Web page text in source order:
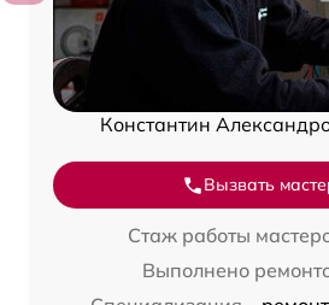
Константин
Вызвать
Стаж работы
Выполнено